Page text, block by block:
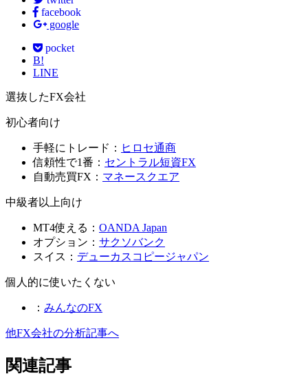
facebook
google
pocket
B!
LINE
選抜したFX会社
初心者向け
手軽にトレード： ヒロセ通商
信頼性で1番： セントラル短資FX
自動売買FX： マネースクエア
中級者以上向け
MT4使える： OANDA Japan
オプション： サクソバンク
スイス： デューカスコピージャパン
個人的に使いたくない
： みんなのFX
他FX会社の分析記事へ
関連記事